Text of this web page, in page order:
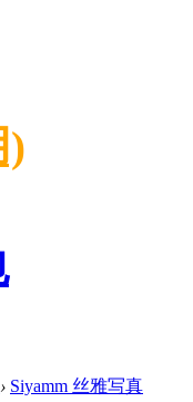
)
› Siyamm 丝雅写真